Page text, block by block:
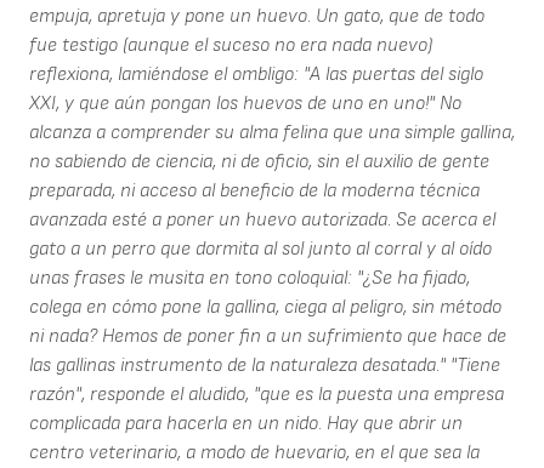
empuja, apretuja y pone un huevo. Un gato, que de todo
fue testigo (aunque el suceso no era nada nuevo)
reflexiona, lamiéndose el ombligo: "A las puertas del siglo
XXI, y que aún pongan los huevos de uno en uno!" No
alcanza a comprender su alma felina que una simple gallina,
no sabiendo de ciencia, ni de oficio, sin el auxilio de gente
preparada, ni acceso al beneficio de la moderna técnica
avanzada esté a poner un huevo autorizada. Se acerca el
gato a un perro que dormita al sol junto al corral y al oído
unas frases le musita en tono coloquial: "¿Se ha fijado,
colega en cómo pone la gallina, ciega al peligro, sin método
ni nada? Hemos de poner fin a un sufrimiento que hace de
las gallinas instrumento de la naturaleza desatada." "Tiene
razón", responde el aludido, "que es la puesta una empresa
complicada para hacerla en un nido. Hay que abrir un
centro veterinario, a modo de huevario, en el que sea la